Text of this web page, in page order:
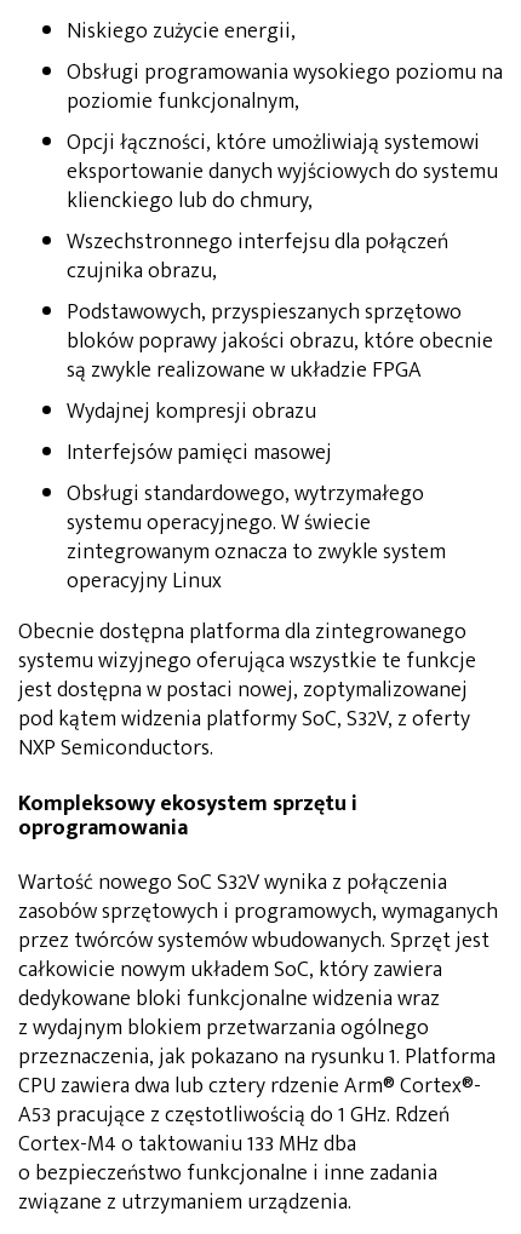
Niskiego zużycie energii,
Obsługi programowania wysokiego poziomu na
poziomie funkcjonalnym,
Opcji łączności, które umożliwiają systemowi
eksportowanie danych wyjściowych do systemu
klienckiego lub do chmury,
Wszechstronnego interfejsu dla połączeń
czujnika obrazu,
Podstawowych, przyspieszanych sprzętowo
bloków poprawy jakości obrazu, które obecnie
są zwykle realizowane w układzie FPGA
Wydajnej kompresji obrazu
Interfejsów pamięci masowej
Obsługi standardowego, wytrzymałego
systemu operacyjnego. W świecie
zintegrowanym oznacza to zwykle system
operacyjny Linux
Obecnie dostępna platforma dla zintegrowanego
systemu wizyjnego oferująca wszystkie te funkcje
jest dostępna w postaci nowej, zoptymalizowanej
pod kątem widzenia platformy SoC, S32V, z oferty
NXP Semiconductors.
Kompleksowy ekosystem sprzętu i
oprogramowania
Wartość nowego SoC S32V wynika z połączenia
zasobów sprzętowych i programowych, wymaganych
przez twórców systemów wbudowanych. Sprzęt jest
całkowicie nowym układem SoC, który zawiera
dedykowane bloki funkcjonalne widzenia wraz
z wydajnym blokiem przetwarzania ogólnego
przeznaczenia, jak pokazano na rysunku 1. Platforma
CPU zawiera dwa lub cztery rdzenie Arm® Cortex®-
A53 pracujące z częstotliwością do 1 GHz. Rdzeń
Cortex-M4 o taktowaniu 133 MHz dba
o bezpieczeństwo funkcjonalne i inne zadania
związane z utrzymaniem urządzenia.